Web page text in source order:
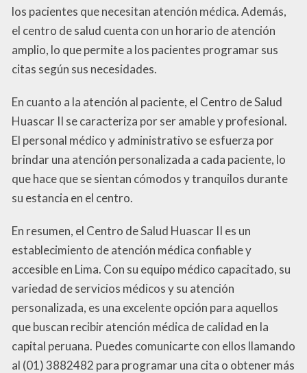
los pacientes que necesitan atención médica. Además,
el centro de salud cuenta con un horario de atención
amplio, lo que permite a los pacientes programar sus
citas según sus necesidades.
En cuanto a la atención al paciente, el Centro de Salud
Huascar II se caracteriza por ser amable y profesional.
El personal médico y administrativo se esfuerza por
brindar una atención personalizada a cada paciente, lo
que hace que se sientan cómodos y tranquilos durante
su estancia en el centro.
En resumen, el Centro de Salud Huascar II es un
establecimiento de atención médica confiable y
accesible en Lima. Con su equipo médico capacitado, su
variedad de servicios médicos y su atención
personalizada, es una excelente opción para aquellos
que buscan recibir atención médica de calidad en la
capital peruana. Puedes comunicarte con ellos llamando
al (01) 3882482 para programar una cita o obtener más